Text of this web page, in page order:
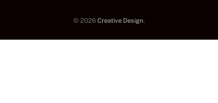
© 2026 Creative Design.